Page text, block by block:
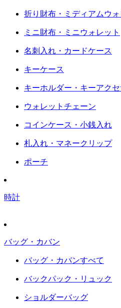
折り財布・ミディアムウォ
ミニ財布・ミニウォレット
名刺入れ・カードケース
キーケース
キーホルダー・キーアク
ウォレットチェーン
コインケース・小銭入れ
札入れ・マネークリップ
ポーチ
時計
バッグ・カバン
バッグ・カバンすべて
バックパック・リュック
ショルダーバッグ